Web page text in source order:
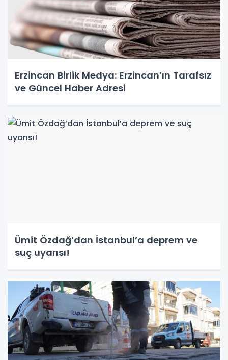
Erzincan Birlik Medya: Erzincan’ın Tarafsız
ve Güncel Haber Adresi
Ümit Özdağ’dan İstanbul’a deprem ve
suç uyarısı!